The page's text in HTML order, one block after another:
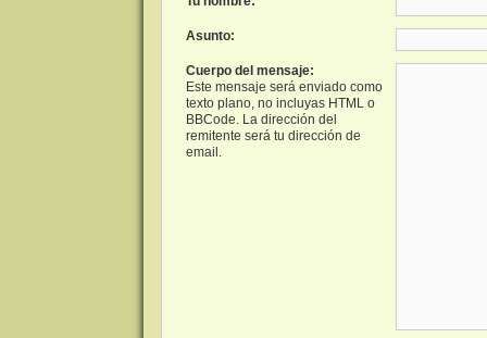
Asunto:
Cuerpo del mensaje:
Este mensaje será enviado como
texto plano, no incluyas HTML o
BBCode. La dirección del
remitente será tu dirección de
email.